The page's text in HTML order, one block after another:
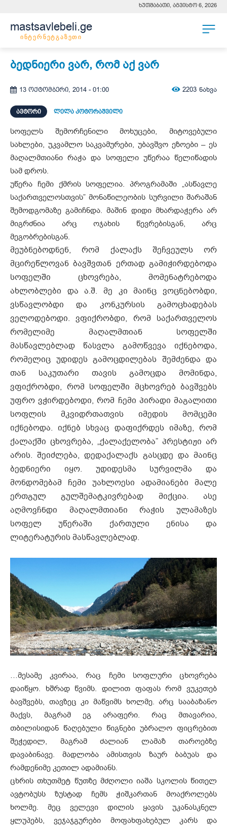
ხუთშაბათი, აგვისტო 6, 2026
mastsavlebeli.ge
ინტერნეტგაზეთი
ბედნიერი ვარ, რომ აქ ვარ
13 ოქტომბერი, 2014 - 01:00 2203 ნახვა
ᲐᲕᲢᲝᲠᲘ ლელა კოტორაშვილი
სოფელს შემორჩენილი მოხუცები, მიტოვებული
სახლები, უკვამლო საკვამურები, უბავშვო ეზოები – ეს
მაღალმთიანი რაჭა და სოფელი უწერაა წელიწადის
სამ დროს.
უწერა ჩემი ქმრის სოფელია. პროგრამაში „ასწავლე
საქართველოსთვის” მონაწილეობის სურვილი შარაშან
შემოდგომაზე გამიჩნდა. მაშინ დიდი მხარდაჭერა არ
მიგრძნია არც ოჯახის წევრებისგან, არც
მეგობრებისგან.
მეუბნებოდნენ, რომ ქალაქს შეჩვეულს ორ
მცირეწლოვან ბავშვთან ერთად გამიჭირდებოდა
სოფელში ცხოვრება, მომენატრებოდა
ახლობლები და ა.შ. მე კი მაინც ვოცნებობდი,
ვსწავლობდი და კონკურსის გამოცხადებას
ველოდებოდი. ვფიქრობდი, რომ საქართველოს
რომელიმე მაღალმთიან სოფელში
მასწავლებლად წასვლა გამოწვევა იქნებოდა,
რომელიც უდიდეს გამოცდილებას შემძენდა და
თან საკუთარი თავის გამოცდა მომინდა,
ვფიქრობდი, რომ სოფელში მცხოვრებ ბავშვებს
უფრო ვჭირდებოდი, რომ ჩემი პირადი მაგალითი
სოფლის მკვიდრთათვის იმედის მომცემი
იქნებოდა. იქნებ სხვაც დაფიქრდეს იმაზე, რომ
ქალაქში ცხოვრება, „ქალაქელობა” პრესტიჟი არ
არის. შეიძლება, დედაქალაქს გასცდე და მაინც
ბედნიერი იყო. უდიდესმა სურვილმა და
მონდომებამ ჩემი უახლოესი ადამიანები მალე
ერთგულ გულშემატკივრებად მიქცია. ასე
აღმოვჩნდი მაღალმთიანი რაჭის ულამაზეს
სოფელ უწერაში ქართული ენისა და
ლიტერატურის მასწავლებლად.
…მესამე კვირაა, რაც ჩემი სოფლური ცხოვრება
დაიწყო. ხშრად წვიმს. დილით ფაფას რომ ვუკეთებ
ბავშვებს, თავზეც კი მაწვიმს ხოლმე. არც სააბაზანო
მაქვს, მაგრამ ეგ არაფერი. რაც მთავარია,
თბილისიდან წაღებული წიგნები უბრალო ფიცრებით
შეჭედილ, მაგრამ ძალიან ლამაზ თაროებზე
დავაბინავე. მადლობა ამისთვის ზაურ ბაბუას და
რამდენიმე კეთილ ადამიანს.
ცხრის თხუთმეტ წუთზე მძღოლი იაშა სკოლის წითელ
ავტობუსს ზუსტად ჩემს ჭიშკართან მოაქროლებს
ხოლმე. მეც ველევი დილის ყავის უკანასკნელ
ყლუპებს, ვეჯაჯგურები მოფახფახებულ კარს და